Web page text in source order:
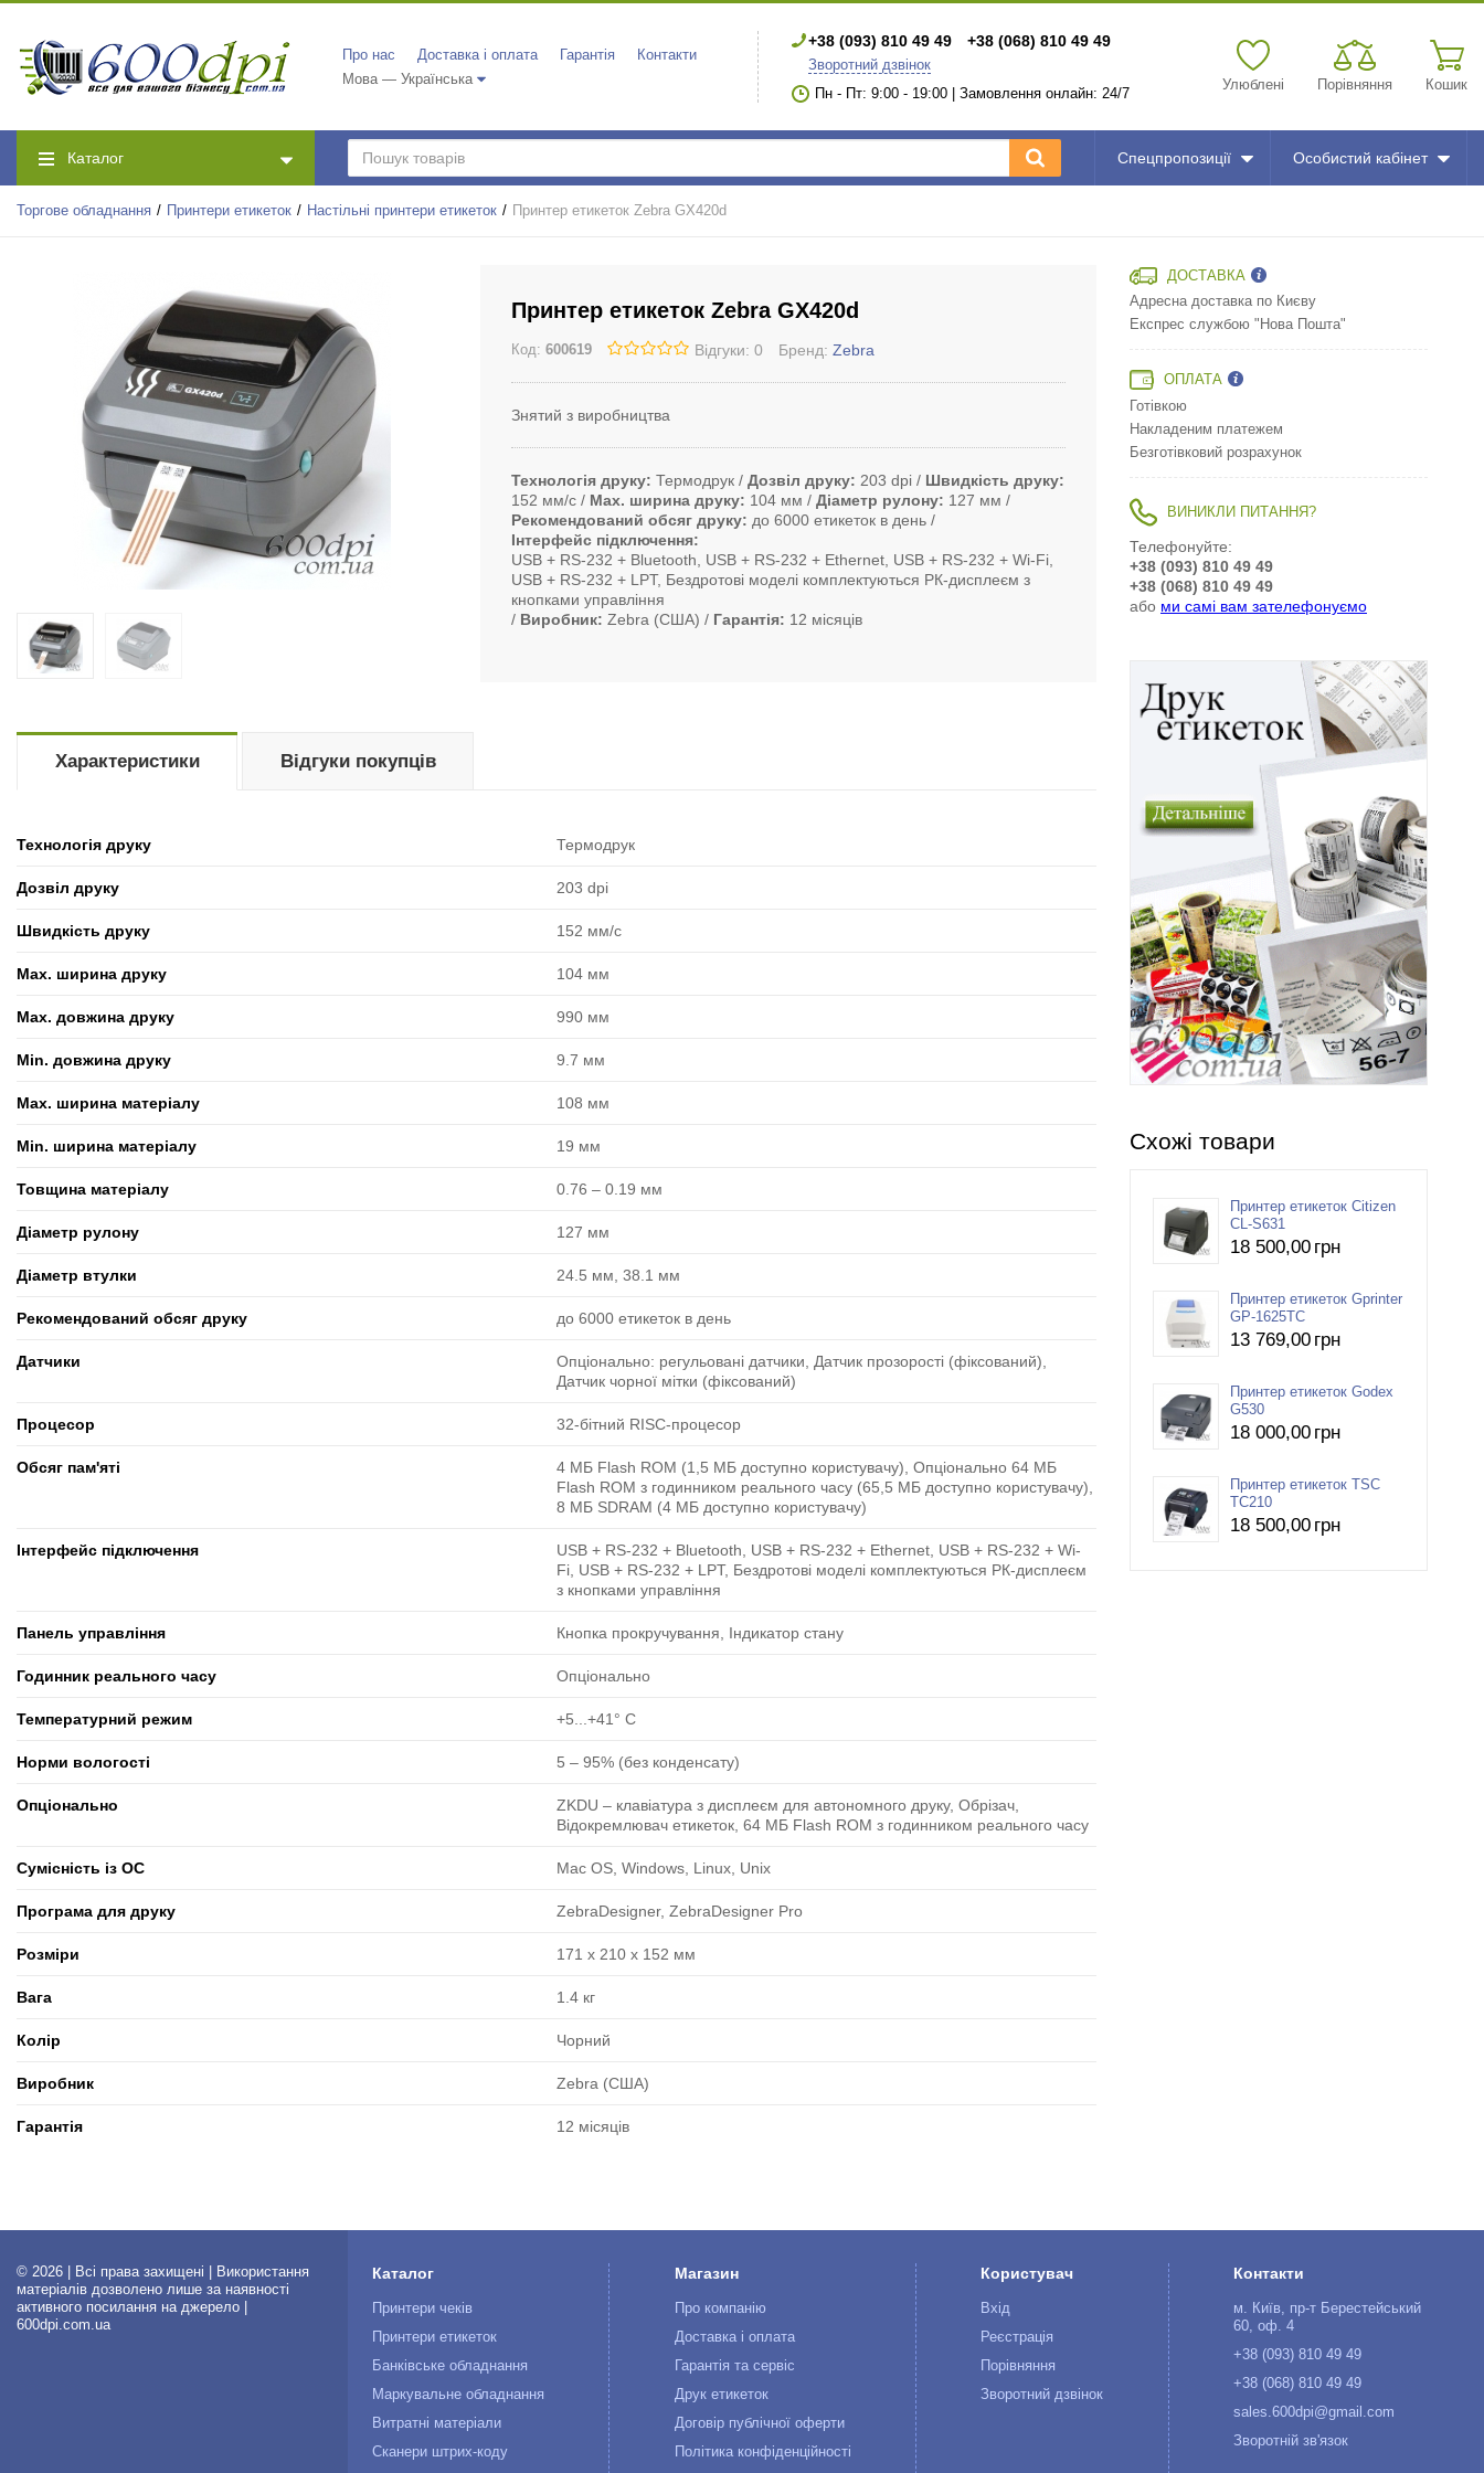
Про нас Доставка і оплата Гарантія
Контакти
Мова — Українська
+38 (093) 810 49 49 +38 (068) 810 49 49
Зворотний дзвінок
Пн - Пт: 9:00 - 19:00 | Замовлення онлайн: 24/7
Улюблені Порівняння Кошик
Каталог Спецпропозиції Особистий кабінет
Торгове обладнання Принтери етикеток Настільні принтери етикеток Принтер етикеток Zebra GX420d
Принтер етикеток Zebra GX420d
Код: 600619 Відгуки: 0 Бренд: Zebra
Знятий з виробництва
Технологія друку Термодрук Дозвіл друку 203 dpi
Швидкість друку
152 мм/с
Max. ширина друку 104 мм Діаметр рулону
127 мм
Рекомендований обсяг друку
до 6000 етикеток в день
Інтерфейс підключення
USB + RS-232 + Bluetooth, USB + RS-232 + Ethernet, USB + RS-232 + Wi-Fi,
USB + RS-232 + LPT, Бездротові моделі комплектуються РК-дисплеєм з
кнопками управління
Виробник Zebra (США) Гарантія 12 місяців
Характеристики
Технологія друку Термодрук
Дозвіл друку 203 dpi
Швидкість друку 152 мм/с
Max. ширина друку 104 мм
Max. довжина друку 990 мм
Min. довжина друку 9.7 мм
Max. ширина матеріалу 108 мм
Min. ширина матеріалу 19 мм
Товщина матеріалу 0.76 ‒ 0.19 мм
Діаметр рулону 127 мм
Діаметр втулки 24.5 мм, 38.1 мм
Рекомендований обсяг друку до 6000 етикеток в день
Датчики
Опціонально: регульовані датчики, Датчик прозорості (фіксований),
Датчик чорної мітки (фіксований)
Процесор 32-бітний RISC-процесор
Обсяг пам'яті
4 МБ Flash ROM (1,5 МБ доступно користувачу), Опціонально 64 МБ
Flash ROM з годинником реального часу (65,5 МБ доступно користувачу),
8 МБ SDRAM (4 МБ доступно користувачу)
Інтерфейс підключення
USB + RS-232 + Bluetooth, USB + RS-232 + Ethernet, USB + RS-232 + Wi-
Fi, USB + RS-232 + LPT, Бездротові моделі комплектуються РК-дисплеєм
з кнопками управління
Панель управління Кнопка прокручування, Індикатор стану
Годинник реального часу Опціонально
Температурний режим +5...+41° C
Норми вологості 5 ‒ 95% (без конденсату)
Опціонально
ZKDU – клавіатура з дисплеєм для автономного друку, Обрізач,
Відокремлювач етикеток, 64 МБ Flash ROM з годинником реального часу
Сумісність із ОС Mac OS, Windows, Linux, Unix
Програма для друку ZebraDesigner, ZebraDesigner Pro
Розміри 171 x 210 x 152 мм
Вага 1.4 кг
Колір Чорний
Виробник Zebra (США)
Гарантія 12 місяців
Відгуки покупців
ДОСТАВКА
Адресна доставка по Києву
Експрес службою "Нова Пошта"
ОПЛАТА
Готівкою
Накладеним платежем
Безготівковий розрахунок
ВИНИКЛИ ПИТАННЯ?
Телефонуйте:
+38 (093) 810 49 49
+38 (068) 810 49 49
або ми самі вам зателефонуємо
Схожі товари
Принтер етикеток Citizen
CL-S631
18 500,00 грн
Принтер етикеток Gprinter
GP-1625TC
13 769,00 грн
Принтер етикеток Godex
G530
18 000,00 грн
Принтер етикеток TSC
TC210
18 500,00 грн
© 2026 | Всі права захищені | Використання
матеріалів дозволено лише за наявності
активного посилання на джерело |
600dpi.com.ua
Каталог
Принтери чеків
Принтери етикеток
Банківське обладнання
Маркувальне обладнання
Витратні матеріали
Сканери штрих-коду
Магазин
Про компанію
Доставка і оплата
Гарантія та сервіс
Друк етикеток
Договір публічної оферти
Політика конфіденційності
Користувач
Вхід
Реєстрація
Порівняння
Зворотний дзвінок
Контакти
м. Київ, пр-т Берестейський
60, оф. 4
+38 (093) 810 49 49
+38 (068) 810 49 49
sales.600dpi@gmail.com
Зворотній зв'язок